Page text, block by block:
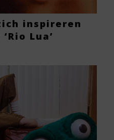
inspireren
Lua’